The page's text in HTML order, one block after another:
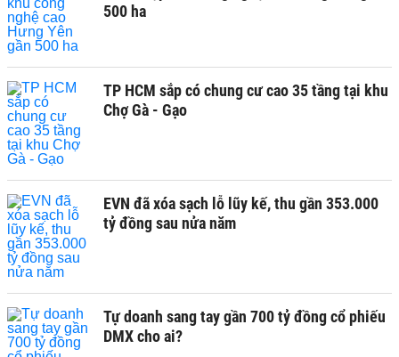
500 ha
TP HCM sắp có chung cư cao 35 tầng tại khu
Chợ Gà - Gạo
EVN đã xóa sạch lỗ lũy kế, thu gần 353.000
tỷ đồng sau nửa năm
Tự doanh sang tay gần 700 tỷ đồng cổ phiếu
DMX cho ai?